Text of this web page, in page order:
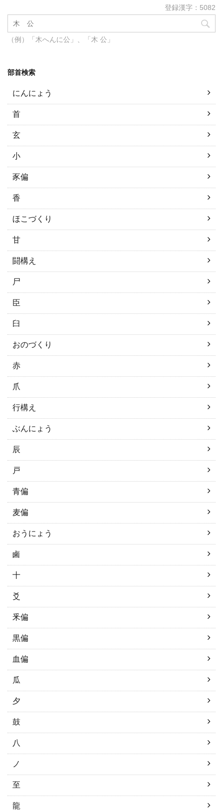
登録漢字：5082
（例）「木へんに公」、「木 公」
部首検索
にんにょう
首
玄
小
豕偏
香
ほこづくり
甘
闘構え
尸
臣
臼
おのづくり
赤
爪
行構え
ぶんにょう
辰
戸
青偏
麦偏
おうにょう
鹵
十
爻
釆偏
黒偏
血偏
瓜
夕
鼓
八
ノ
至
龍